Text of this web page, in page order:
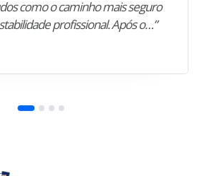
como o caminho mais seguro
profissional. Após o…”